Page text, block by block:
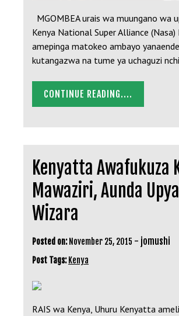
MGOMBEA urais wa muungano wa
Kenya National Super Alliance (Nasa)
amepinga matokeo ambayo
kutangazwa na tume ya uchaguzi
CONTINUE READING....
Kenyatta Awafukuza
Mawaziri, Aunda Upya
Wizara
Posted on: November 25, 2015 - jomushi
Post Tags: Kenya
RAIS wa Kenya, Uhuru Kenyatta